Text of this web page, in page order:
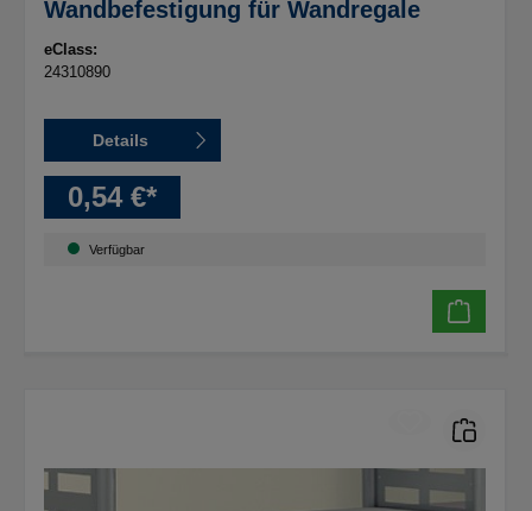
Wandbefestigung für Wandregale
eClass:
24310890
Details
0,54 €*
Verfügbar